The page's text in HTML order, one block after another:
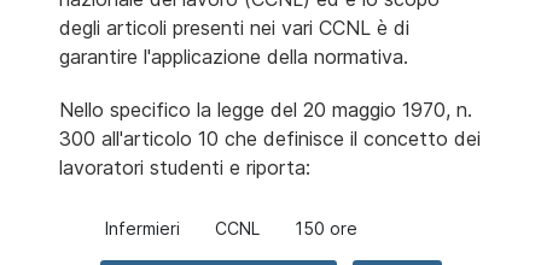
degli articoli presenti nei vari CCNL è di
garantire l'applicazione della normativa.
Nello specifico la legge del 20 maggio 1970, n.
300 all'articolo 10 che definisce il concetto dei
lavoratori studenti e riporta:
Infermieri CCNL 150 ore